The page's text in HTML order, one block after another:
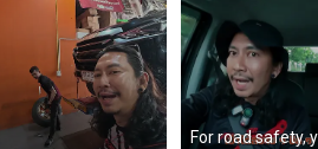
For road safety,